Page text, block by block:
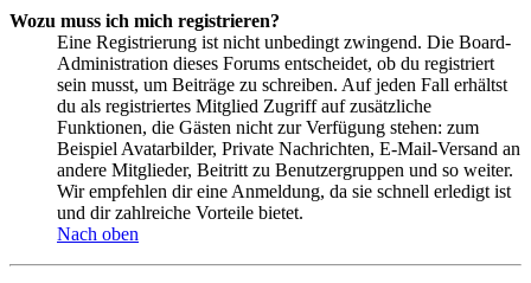
Wozu muss ich mich registrieren?
Eine Registrierung ist nicht unbedingt zwingend. Die Board-
Administration dieses Forums entscheidet, ob du registriert
sein musst, um Beiträge zu schreiben. Auf jeden Fall erhältst
du als registriertes Mitglied Zugriff auf zusätzliche
Funktionen, die Gästen nicht zur Verfügung stehen: zum
Beispiel Avatarbilder, Private Nachrichten, E-Mail-Versand an
andere Mitglieder, Beitritt zu Benutzergruppen und so weiter.
Wir empfehlen dir eine Anmeldung, da sie schnell erledigt ist
und dir zahlreiche Vorteile bietet.
Nach oben